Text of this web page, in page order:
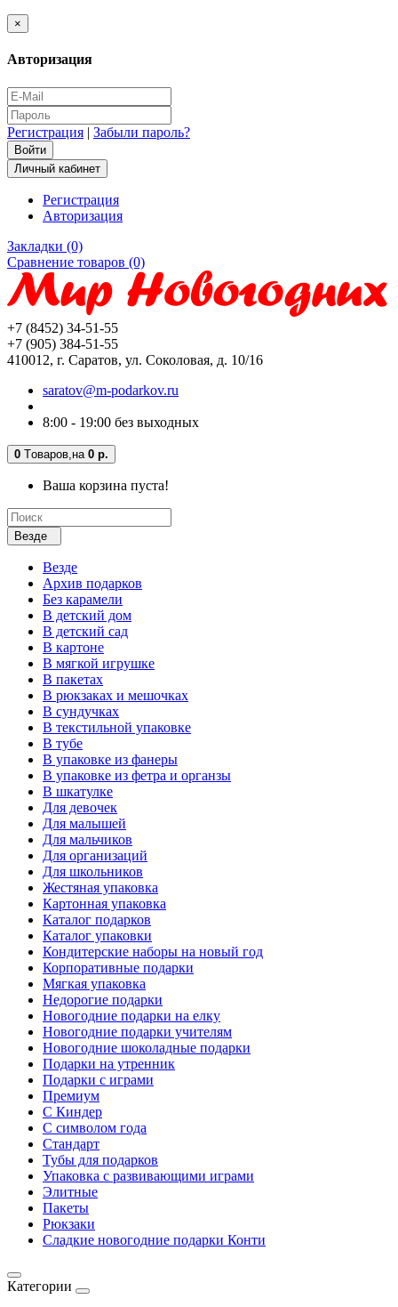
×
Авторизация
Регистрация | Забыли пароль?
Личный кабинет
Регистрация
Авторизация
Закладки (0)
Сравнение товаров (0)
+7 (8452) 34-51-55
+7 (905) 384-51-55
410012, г. Саратов, ул. Соколовая, д. 10/16
saratov@m-podarkov.ru
8:00 - 19:00 без выходных
0 Tоваров, на 0 р.
Ваша корзина пуста!
Везде
Везде
Архив подарков
Без карамели
В детский дом
В детский сад
В картоне
В мягкой игрушке
В пакетах
В рюкзаках и мешочках
В сундучках
В текстильной упаковке
В тубе
В упаковке из фанеры
В упаковке из фетра и органзы
В шкатулке
Для девочек
Для малышей
Для мальчиков
Для организаций
Для школьников
Жестяная упаковка
Картонная упаковка
Каталог подарков
Каталог упаковки
Кондитерские наборы на новый год
Корпоративные подарки
Мягкая упаковка
Недорогие подарки
Новогодние подарки на елку
Новогодние подарки учителям
Новогодние шоколадные подарки
Подарки на утренник
Подарки с играми
Премиум
С Киндер
С символом года
Стандарт
Тубы для подарков
Упаковка с развивающими играми
Элитные
Пакеты
Рюкзаки
Сладкие новогодние подарки Конти
Категории